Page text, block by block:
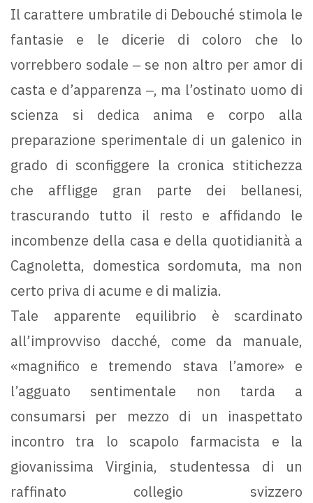
Il carattere umbratile di Debouché stimola le
fantasie e le dicerie di coloro che lo
vorrebbero sodale ‒ se non altro per amor di
casta e d’apparenza ‒, ma l’ostinato uomo di
scienza si dedica anima e corpo alla
preparazione sperimentale di un galenico in
grado di sconfiggere la cronica stitichezza
che affligge gran parte dei bellanesi,
trascurando tutto il resto e affidando le
incombenze della casa e della quotidianità a
Cagnoletta, domestica sordomuta, ma non
certo priva di acume e di malizia.
Tale apparente equilibrio è scardinato
all’improvviso dacché, come da manuale,
«magnifico e tremendo stava l’amore» e
l’agguato sentimentale non tarda a
consumarsi per mezzo di un inaspettato
incontro tra lo scapolo farmacista e la
giovanissima Virginia, studentessa di un
raffinato collegio svizzero